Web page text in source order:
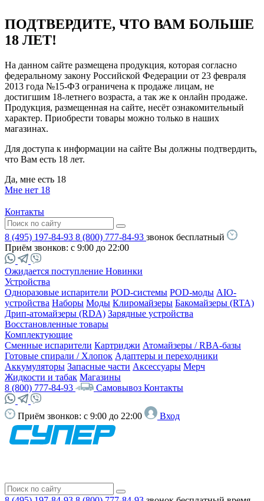
ПОДТВЕРДИТЕ, ЧТО ВАМ БОЛЬШЕ
18 ЛЕТ!
На данном сайте размещена продукция, которая согласно
федеральному закону Российской Федерации от 23 февраля
2013 года №15-ФЗ ограничена к продаже лицам, не
достигшим 18-летнего возраста, а так же к онлайн продаже.
Продукция, размещенная на сайте, несёт ознакомительный
характер. Приобрести товары можно только в наших
магазинах.
Для доступа к информации на сайте Вы должны подтвердить,
что Вам есть 18 лет.
Да, мне есть 18
Мне нет 18
Контакты
8 (495) 197-84-93 8 (800) 777-84-93 звонок бесплатный
Приём звонков: с 9:00 до 22:00
Ожидается поступление Новинки
Устройства
Одноразовые испарители POD-системы POD-моды AIO-
устройства Наборы Моды Клиромайзеры Бакомайзеры (RTA)
Дрип-атомайзеры (RDA) Зарядные устройства
Восстановленные товары
Комплектующие
Сменные испарители Картриджи Атомайзеры / RBA-базы
Готовые спирали / Хлопок Адаптеры и переходники
Аккумуляторы Запасные части Аксессуары Мерч
Жидкости и табак Магазины
8 (800) 777-84-93
Самовывоз Контакты
Приём звонков: с 9:00 до 22:00 Вход